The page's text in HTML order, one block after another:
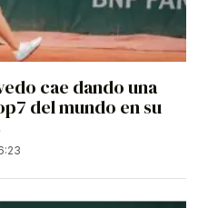
cae dando una
del mundo en su